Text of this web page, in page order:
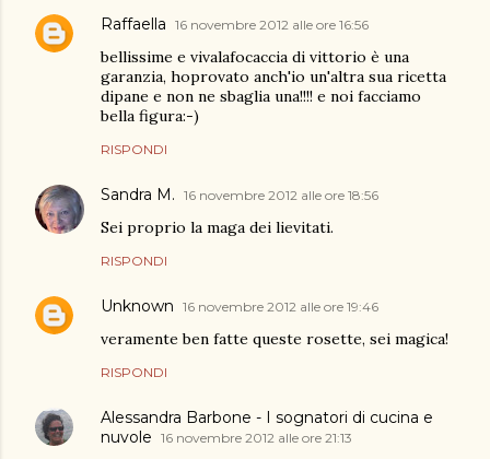
Raffaella 16 novembre 2012 alle ore 16:56
bellissime e vivalafocaccia di vittorio è una
garanzia, hoprovato anch'io un'altra sua ricetta
dipane e non ne sbaglia una!!!! e noi facciamo
bella figura:-)
RISPONDI
Sandra M. 16 novembre 2012 alle ore 18:56
Sei proprio la maga dei lievitati.
RISPONDI
Unknown 16 novembre 2012 alle ore 19:46
veramente ben fatte queste rosette, sei magica!
RISPONDI
Alessandra Barbone - I sognatori di cucina e
nuvole 16 novembre 2012 alle ore 21:13